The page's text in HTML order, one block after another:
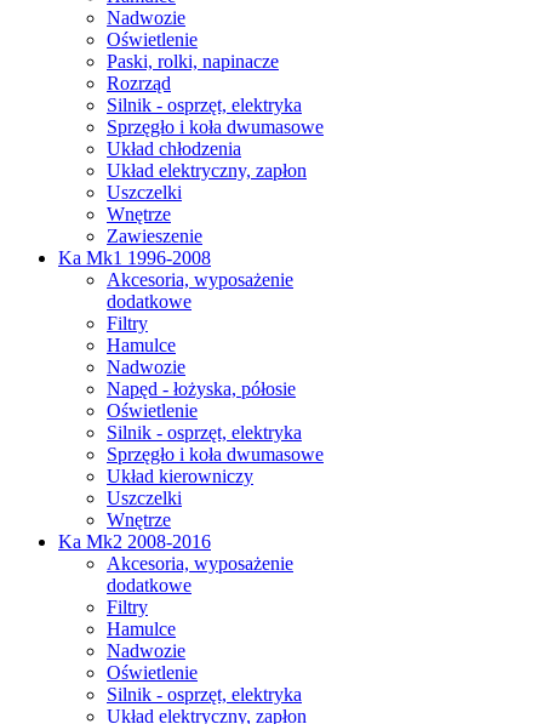
Nadwozie
Oświetlenie
Paski, rolki, napinacze
Rozrząd
Silnik - osprzęt, elektryka
Sprzęgło i koła dwumasowe
Układ chłodzenia
Układ elektryczny, zapłon
Uszczelki
Wnętrze
Zawieszenie
Ka Mk1 1996-2008
Akcesoria, wyposażenie
dodatkowe
Filtry
Hamulce
Nadwozie
Napęd - łożyska, półosie
Oświetlenie
Silnik - osprzęt, elektryka
Sprzęgło i koła dwumasowe
Układ kierowniczy
Uszczelki
Wnętrze
Ka Mk2 2008-2016
Akcesoria, wyposażenie
dodatkowe
Filtry
Hamulce
Nadwozie
Oświetlenie
Silnik - osprzęt, elektryka
Układ elektryczny, zapłon